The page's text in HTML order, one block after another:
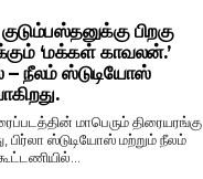
பிறகு
‘மக்கள் காவலன்.’
– நீலம் ஸ்டுடியோஸ்
மாபெரும் திரையரங்கு
ஸ்டுடியோஸ் மற்றும் நீலம்